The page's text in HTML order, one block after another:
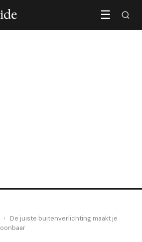
☰
›
De juiste buitenverlichting maakt je